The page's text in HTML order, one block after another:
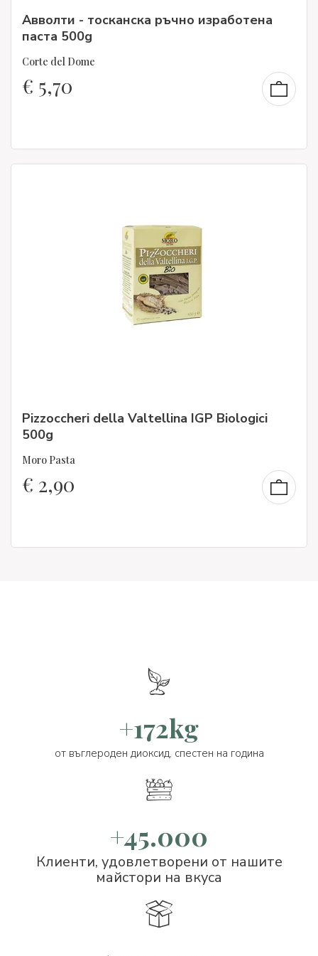
Авволти - тосканска ръчно изработена
паста 500g
Corte del Dome
€ 5,70
Pizzoccheri della Valtellina IGP Biologici
500g
Moro Pasta
€ 2,90
+172kg
от въглероден диоксид, спестен на година
+45.000
Клиенти, удовлетворени от нашите
майстори на вкуса